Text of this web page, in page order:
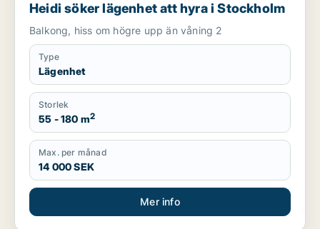
Heidi söker lägenhet att hyra i Stockholm
Balkong, hiss om högre upp än våning 2
Type
Lägenhet
Storlek
55 - 180 m2
Max. per månad
14 000 SEK
Mer info